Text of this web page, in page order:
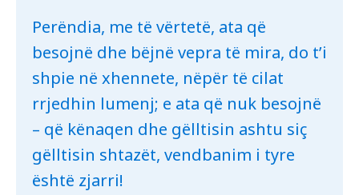
Perëndia, me të vërtetë, ata që
besojnë dhe bëjnë vepra të mira, do t’i
shpie në xhennete, nëpër të cilat
rrjedhin lumenj; e ata që nuk besojnë
– që kënaqen dhe gëlltisin ashtu siç
gëlltisin shtazët, vendbanim i tyre
është zjarri!